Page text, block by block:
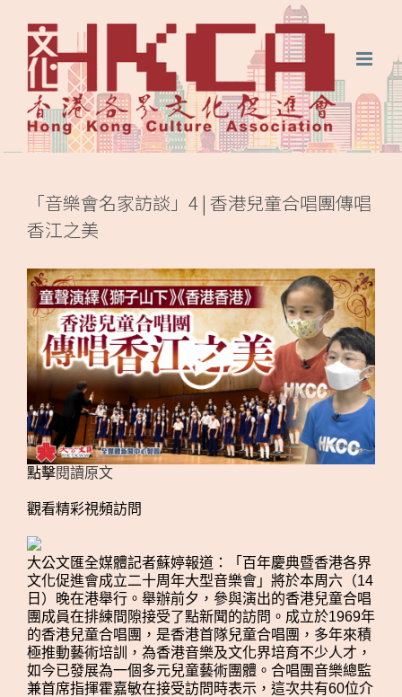
content
信
博
「音樂會名家訪談」4 | 香港兒童合唱團傳唱
香江之美
點擊閱讀原文
觀看精彩視頻訪問
大公文匯全媒體記者蘇婷報道：「百年慶典暨香港各界
文化促進會成立二十周年大型音樂會」將於本周六（14
日）晚在港舉行。舉辦前夕，參與演出的香港兒童合唱
團成員在排練間隙接受了點新聞的訪問。成立於1969年
的香港兒童合唱團，是香港首隊兒童合唱團，多年來積
極推動藝術培訓，為香港音樂及文化界培育不少人才，
如今已發展為一個多元兒童藝術團體。合唱團音樂總監
兼首席指揮霍嘉敏在接受訪問時表示，這次共有60位介